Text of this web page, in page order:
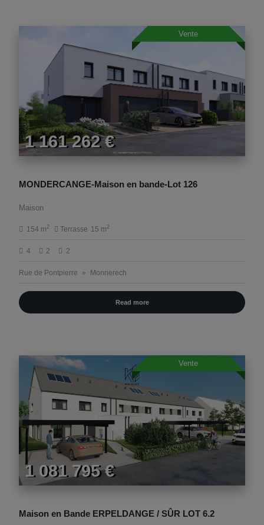
Vente
1 161 262 €
MONDERCANGE-Maison en bande-Lot 126
Maison
154 m 2 Terrasse 15 m2
4 2 2
Rue de Pontpierre Monnerech
Read more
Vente
1 081 795 €
Maison en Bande ERPELDANGE / SÛR LOT 6.2